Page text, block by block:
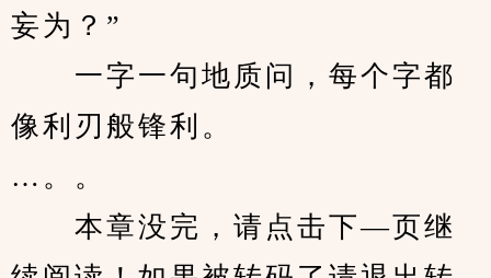
妄为？”
一字一句地质问，每个字都
像利刃般锋利。
…。。
本章没完，请点击下—页继